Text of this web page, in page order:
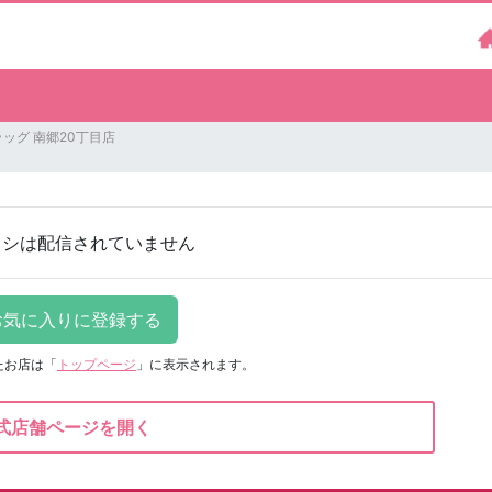
グ 南郷20丁目店
は配信されていません
お店は 「 トップページ 」に表示されます。
店舗ページを開く